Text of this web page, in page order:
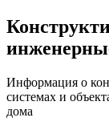
Информация о
системах и
дома